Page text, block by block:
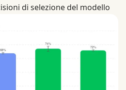
di selezione del modello